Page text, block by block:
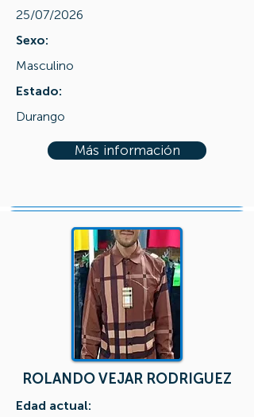
25/07/2026
Sexo:
Masculino
Estado:
Durango
Más información
ROLANDO VEJAR RODRIGUEZ
Edad actual: